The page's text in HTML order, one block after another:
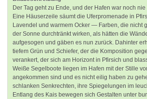
Der Tag geht zu Ende, und der Hafen war noch
Eine Häuserzeile säumt die Uferpromenade in
Lavendel und warmem Ocker — Farben, die nicht
der Sonne durchtränkt wirken, als hätten die
aufgesogen und gäben es nun zurück. Dahinter
tiefem Grün und Schiefer, der die Komposition
verankert, der sich am Horizont in Pfirsich und
Weiße Segelboote liegen im Hafen mit der Stille
angekommen sind und es nicht eilig haben zu
schlanken Senkrechten, ihre Spiegelungen im
Entlang des Kais bewegen sich Gestalten unter